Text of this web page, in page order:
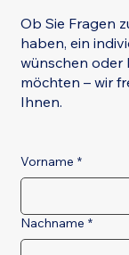
Ob Sie Fragen
haben, ein
wünschen oder
möchten – wir
Ihnen.
Vorname *
Nachname *